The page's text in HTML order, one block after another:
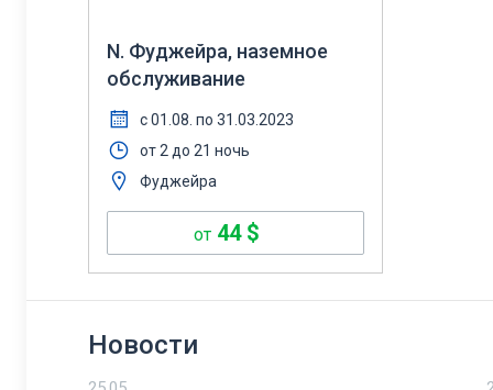
N. Фуджейра, наземное
обслуживание
с 01.08. по 31.03.2023
от 2 до 21 ночь
Фуджейра
от 44 $
Новости